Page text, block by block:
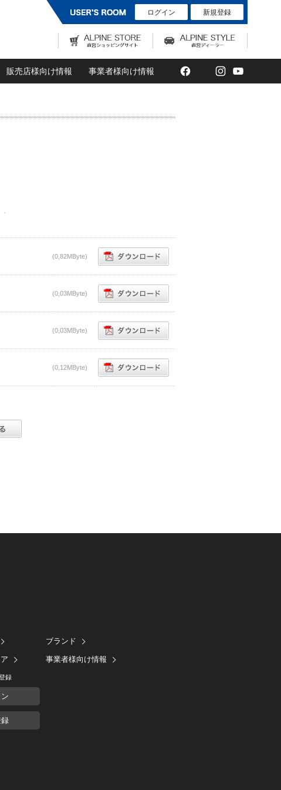
ログイン 新規登録
販売店様向け情報 事業者様向け情報 Facebook
TwitterInstagram
(0,82MByte)
(0,03MByte)
(0,03MByte)
(0,12MByte)
録
ブランド
事業者様向け情報